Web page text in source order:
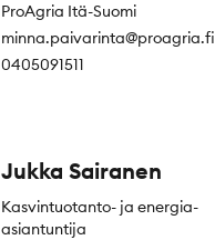
ProAgria Itä-Suomi
minna.paivarinta@proagria.fi
0405091511
Jukka Sairanen
Kasvintuotanto- ja energia-
asiantuntija